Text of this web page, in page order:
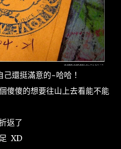
還挺滿意的~哈哈！
傻傻的想要往山上去看能不能
返了
XD